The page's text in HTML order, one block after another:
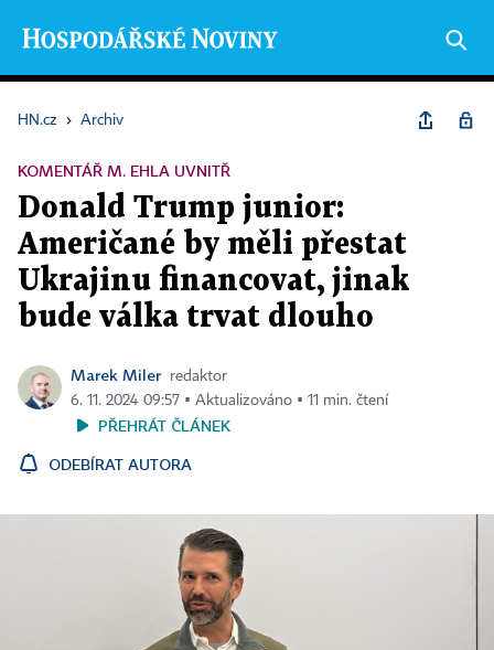
HN.cz › Archiv
KOMENTÁŘ M. EHLA UVNITŘ
Donald Trump junior:
Američané by měli přestat
Ukrajinu financovat, jinak
bude válka trvat dlouho
Marek Miler
redaktor
6. 11. 2024 09:57 ▪ Aktualizováno ▪ 11 min. čtení
PŘEHRÁT ČLÁNEK
ODEBÍRAT AUTORA